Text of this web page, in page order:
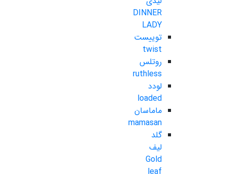
DINNER
LADY
توییست
twist
روتلس
ruthless
لودد
loaded
ماماسان
mamasan
گلد
لیف
Gold